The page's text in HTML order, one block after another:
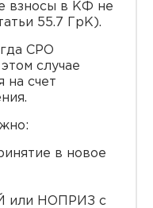
взносы в КФ не
55.7 ГрК).
СРО
случае
на счет
в новое
или НОПРИЗ с